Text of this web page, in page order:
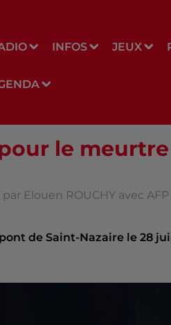
INFOS JEUX
le
par Elouen ROUCHY avec AFP
de Saint-Nazaire le 28